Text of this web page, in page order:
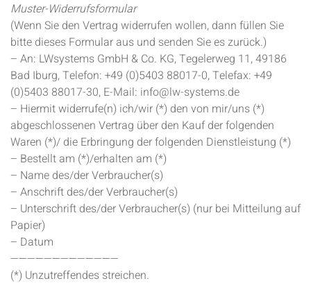
Muster-Widerrufsformular
(Wenn Sie den Vertrag widerrufen wollen, dann füllen Sie
bitte dieses Formular aus und senden Sie es zurück.)
– An: LWsystems GmbH & Co. KG, Tegelerweg 11, 49186
Bad Iburg, Telefon: +49 (0)5403 88017-0, Telefax: +49
(0)5403 88017-30, E-Mail: info@lw-systems.de
– Hiermit widerrufe(n) ich/wir (*) den von mir/uns (*)
abgeschlossenen Vertrag über den Kauf der folgenden
Waren (*)/ die Erbringung der folgenden Dienstleistung (*)
– Bestellt am (*)/erhalten am (*)
– Name des/der Verbraucher(s)
– Anschrift des/der Verbraucher(s)
– Unterschrift des/der Verbraucher(s) (nur bei Mitteilung auf
Papier)
– Datum
—————————————
(*) Unzutreffendes streichen.